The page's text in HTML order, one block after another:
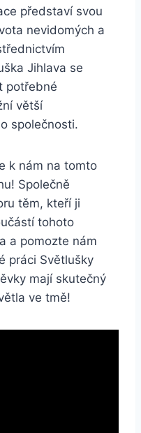
představí svou
nevidomých a
Jihlava se
potřebné
větší
společnosti.
k nám na tomto
Společně
těm, kteří ji
tohoto
a pomozte nám
práci Světlušky
mají skutečný
⁢ve tmě!